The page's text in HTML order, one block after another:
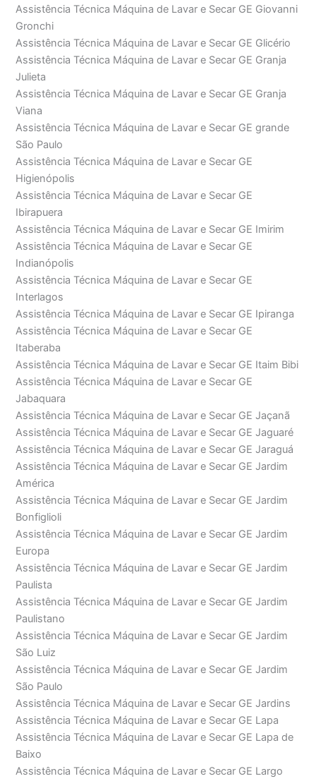
Assistência Técnica Máquina de Lavar e Secar GE Giovanni
Gronchi
Assistência Técnica Máquina de Lavar e Secar GE Glicério
Assistência Técnica Máquina de Lavar e Secar GE Granja
Julieta
Assistência Técnica Máquina de Lavar e Secar GE Granja
Viana
Assistência Técnica Máquina de Lavar e Secar GE grande
São Paulo
Assistência Técnica Máquina de Lavar e Secar GE
Higienópolis
Assistência Técnica Máquina de Lavar e Secar GE
Ibirapuera
Assistência Técnica Máquina de Lavar e Secar GE Imirim
Assistência Técnica Máquina de Lavar e Secar GE
Indianópolis
Assistência Técnica Máquina de Lavar e Secar GE
Interlagos
Assistência Técnica Máquina de Lavar e Secar GE Ipiranga
Assistência Técnica Máquina de Lavar e Secar GE
Itaberaba
Assistência Técnica Máquina de Lavar e Secar GE Itaim Bibi
Assistência Técnica Máquina de Lavar e Secar GE
Jabaquara
Assistência Técnica Máquina de Lavar e Secar GE Jaçanã
Assistência Técnica Máquina de Lavar e Secar GE Jaguaré
Assistência Técnica Máquina de Lavar e Secar GE Jaraguá
Assistência Técnica Máquina de Lavar e Secar GE Jardim
América
Assistência Técnica Máquina de Lavar e Secar GE Jardim
Bonfiglioli
Assistência Técnica Máquina de Lavar e Secar GE Jardim
Europa
Assistência Técnica Máquina de Lavar e Secar GE Jardim
Paulista
Assistência Técnica Máquina de Lavar e Secar GE Jardim
Paulistano
Assistência Técnica Máquina de Lavar e Secar GE Jardim
São Luiz
Assistência Técnica Máquina de Lavar e Secar GE Jardim
São Paulo
Assistência Técnica Máquina de Lavar e Secar GE Jardins
Assistência Técnica Máquina de Lavar e Secar GE Lapa
Assistência Técnica Máquina de Lavar e Secar GE Lapa de
Baixo
Assistência Técnica Máquina de Lavar e Secar GE Largo